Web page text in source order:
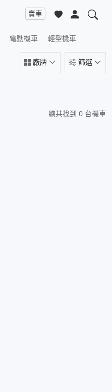
賣車
電動機車 輕型機車
廠牌 篩選
總共找到 0 台機車